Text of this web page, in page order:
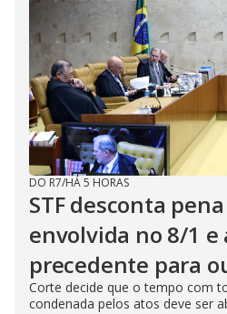
DO R7/HÁ 5 HORAS
STF desconta
envolvida no 8/1 e
precedente para
Corte decide que o tempo com
condenada pelos atos deve ser